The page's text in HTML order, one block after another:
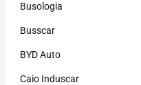
Busologia
Busscar
BYD Auto
Caio Induscar